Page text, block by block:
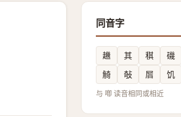
同音字
䟇 其 稘 磯
觭
敧 㞓 饥
与 喞 读音相同或相近